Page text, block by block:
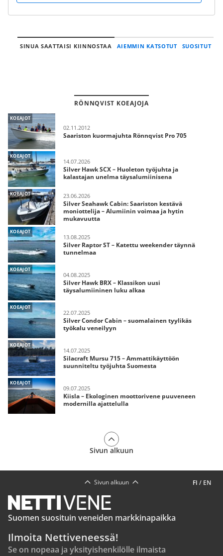
SINUA SAATTAISI KIINNOSTAA AIEMMIN KATSOTUT SUOSITUT
RÖNNQVIST KOEAJOJA
KOEAJOT
02.11.2012
Saariston kuormajuhta Rönnqvist Pro 705
KOEAJOT
14.07.2026
Silver Hawk SCX – Huoleton työjuhta ja
kalastajan unelma täysalumiinisena
KOEAJOT 23.06.2026
Silver Seahawk Cabin: Saariston kestävä
moniottelija – Alumiinin voimaa ja hytin
mukavuutta
KOEAJOT
13.08.2025
Silver Raptor ST – Katettu weekender täynnä
tunnelmaa
KOEAJOT
04.08.2025
Silver Hawk BRX – Klassikon uusi
täysalumiininen luku alkaa
KOEAJOT
22.07.2025
Silver Condor Cabin – suomalainen tyylikäs
työkalu veneilyyn
KOEAJOT
14.07.2025
Silacraft Mursu 715 – Ammattikäyttöön
suunniteltu työjuhta Suomesta
KOEAJOT
09.07.2025
Kiisla – Ekologinen moottorivene puuveneen
modernilla ajattelulla
Sivun alkuun
FI / EN
Sivun alkuun
Suomen suosituin veneiden markkinapaikka
Ilmoita Nettiveneessä!
Se on nopeaa ja yksityishenkilölle ilmaista